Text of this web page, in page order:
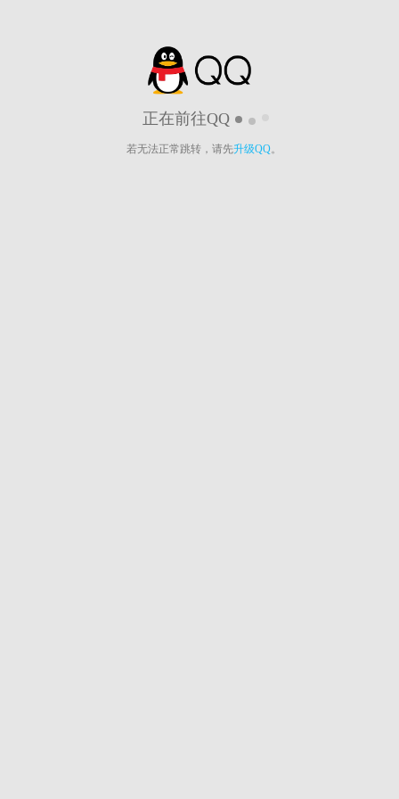
正在前往QQ
若无法正常跳转，请先升级QQ。